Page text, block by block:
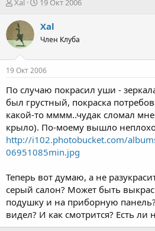
т
о
р
е
м
ы
Xal
т
ч
а
л
19 Окт 2006
Xal
Член Клуба
19 Окт 2006
По случаю покрасил уши -
был грустный, покраска
какой-то мммм..чудак сломал
крыло). По-моему вышло
http://i102.photobucket.com/
06951085min.jpg
Теперь вот думаю, а не
серый салон? Может быть
подушку и на приборную
видел? И как смотрится? Есть ли